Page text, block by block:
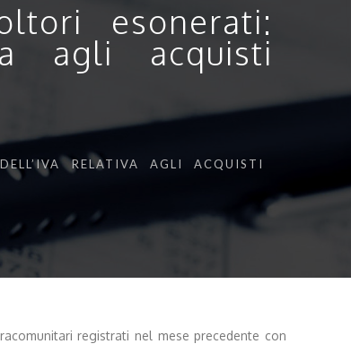
esonerati:
agli acquisti
RELATIVA AGLI ACQUISTI
registrati nel mese precedente con